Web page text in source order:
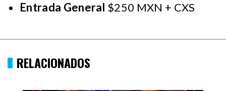
Entrada General $250 MXN + CXS
RELACIONADOS